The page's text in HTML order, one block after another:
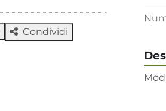
Condividi